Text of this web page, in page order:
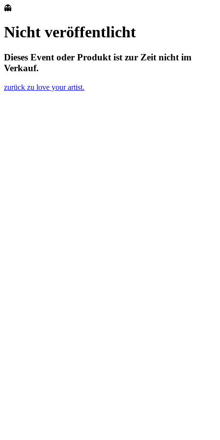
👻
Nicht veröffentlicht
Dieses Event oder Produkt ist zur Zeit nicht im
Verkauf.
zurück zu love your artist.